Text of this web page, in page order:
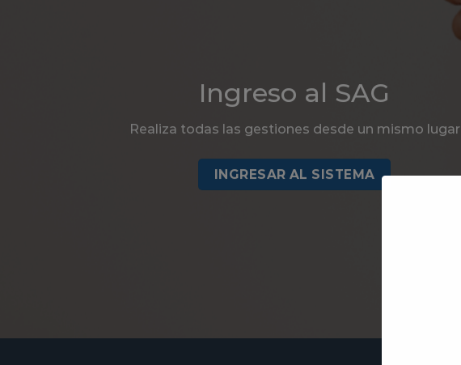
Ingreso al SAG
Realiza todas las gestiones desde un mismo lugar
INGRESAR AL SISTEMA